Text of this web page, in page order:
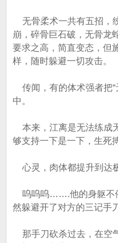
无骨柔术一共有五招，
崩，碎骨巨石破，无骨龙
要求之高，简直变态，但
样，随时躲避一切攻击。
传闻，有的体术强者把“
中。
本来，江离是无法练成
够支持一下是一下，生死
心灵，肉体都提升到达
呜呜呜…….他的身躯不
然躲避开了对方的三记手刀
那手刀砍杀过去，在空